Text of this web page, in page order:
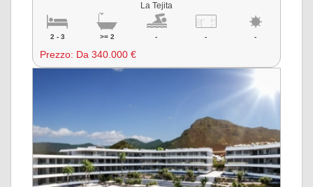
La Tejita
2 - 3 >= 2 - - -
Prezzo: Da 340.000 €